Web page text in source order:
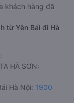
khách hàng đã
từ Yên Bái đi Hà
HÀ SƠN:
Hà Nội: 1900